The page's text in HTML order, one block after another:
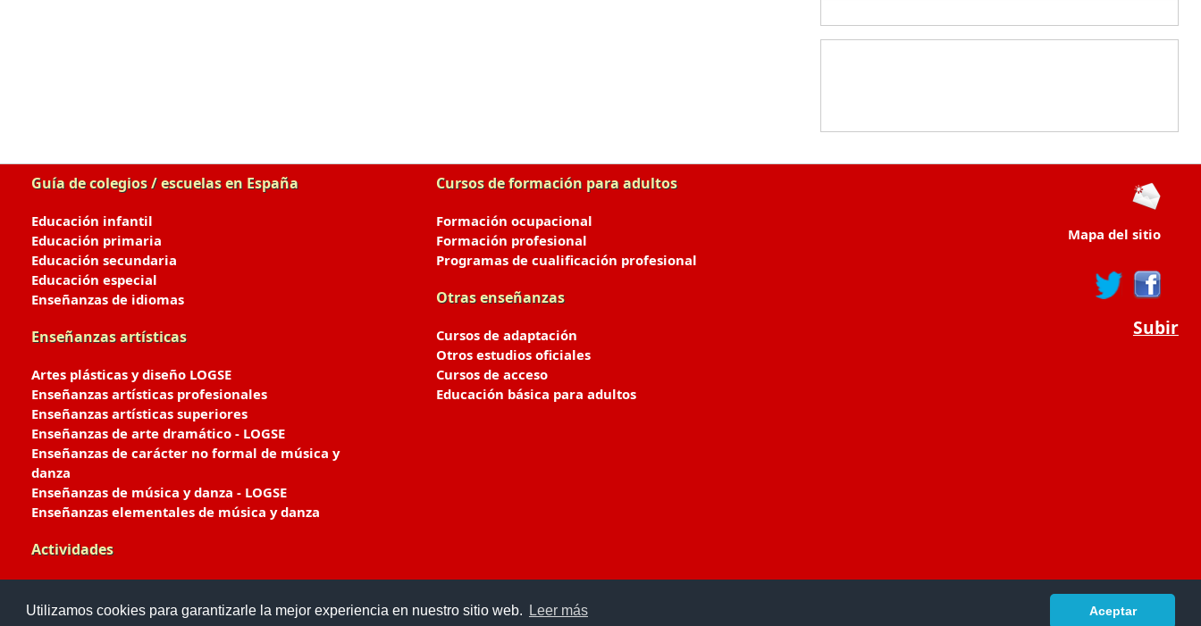
Utilizamos cookies para garantizarle la mejor experiencia en nuestro sitio web. Leer más Aceptar
Guía de colegios / escuelas en España
Educación infantil
Educación primaria
Educación secundaria
Educación especial
Enseñanzas de idiomas
Enseñanzas artísticas
Artes plásticas y diseño LOGSE
Enseñanzas artísticas profesionales
Enseñanzas artísticas superiores
Enseñanzas de arte dramático - LOGSE
Enseñanzas de carácter no formal de música y
danza
Enseñanzas de música y danza - LOGSE
Enseñanzas elementales de música y danza
Actividades
Cursos de formación para adultos
Formación ocupacional
Formación profesional
Programas de cualificación profesional
Otras enseñanzas
Cursos de adaptación
Otros estudios oficiales
Cursos de acceso
Educación básica para adultos
Mapa del sitio
Subir